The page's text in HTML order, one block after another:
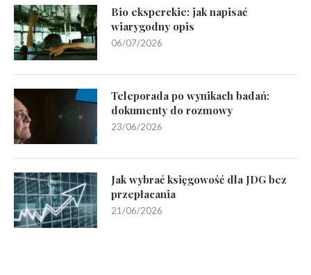
Bio eksperckie: jak napisać
wiarygodny opis
06/07/2026
Teleporada po wynikach badań:
dokumenty do rozmowy
23/06/2026
Jak wybrać księgowość dla JDG bez
przepłacania
21/06/2026